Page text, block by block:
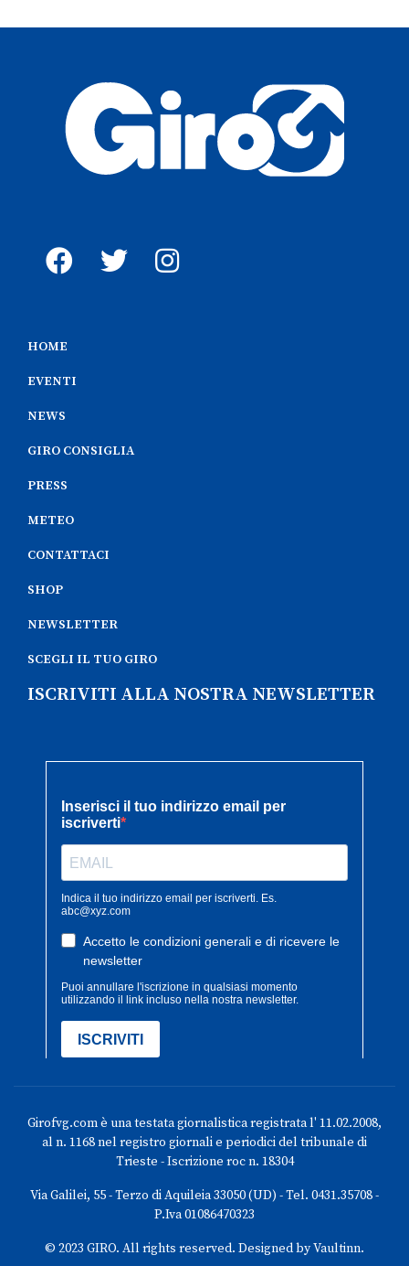
HOME
EVENTI
NEWS
GIRO CONSIGLIA
PRESS
METEO
CONTATTACI
SHOP
NEWSLETTER
SCEGLI IL TUO GIRO
ISCRIVITI ALLA NOSTRA NEWSLETTER
Girofvg.com è una testata giornalistica registrata l' 11.02.2008,
al n. 1168 nel registro giornali e periodici del tribunale di
Trieste - Iscrizione roc n. 18304
Via Galilei, 55 - Terzo di Aquileia 33050 (UD) - Tel. 0431.35708 -
P.Iva 01086470323
© 2023 GIRO. All rights reserved. Designed by Vaultinn.